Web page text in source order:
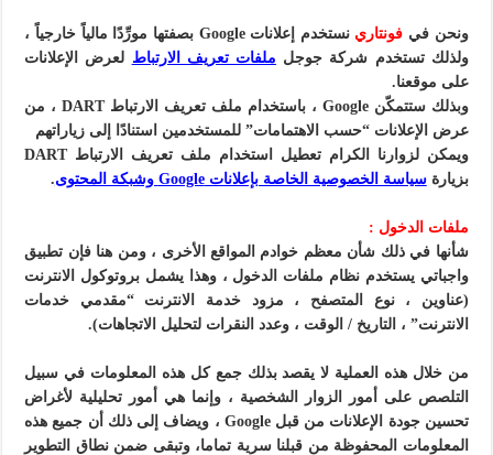
ونحن في فونتاري
نستخدم إعلانات Google بصفتها مورِّدًا مالياً خارجياً ،
ولذلك تستخدم شركة جوجل ملفات تعريف الارتباط لعرض الإعلانات
على موقعنا.
وبذلك ستتمكّن Google ، باستخدام ملف تعريف الارتباط
DART، من
عرض الإعلانات “حسب الاهتمامات” للمستخدمين استنادًا إلى زياراتهم
ويمكن لزوارنا الكرام تعطيل استخدام ملف تعريف الارتباطDART
بزيارةسياسة الخصوصية الخاصة بإعلانات Google وشبكة المحتوى .
ملفات الدخول :
شأنها في ذلك شأن معظم خوادم المواقع الأخرى ، ومن هنا فإن تطبيق
واجباتي يستخدم نظام ملفات الدخول ، وهذا يشمل بروتوكول الانترنت
(عناوين ، نوع المتصفح ، مزود خدمة الانترنت “مقدمي خدمات
الانترنت” ، التاريخ / الوقت ، وعدد النقرات لتحليل الاتجاهات).
من خلال هذه العملية لا يقصد بذلك جمع كل هذه المعلومات في سبيل
التلصص على أمور الزوار الشخصية ، وإنما هي أمور تحليلية لأغراض
تحسين جودة الإعلانات من قبلGoogle ، ويضاف إلى ذلك أن جميع هذه
المعلومات المحفوظة من قبلنا سرية تماما، وتبقى ضمن نطاق التطوير